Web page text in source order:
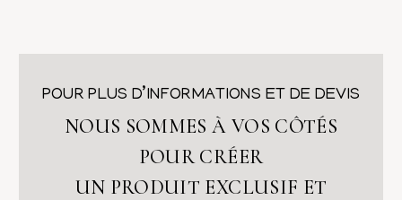
POUR PLUS D’INFORMATIONS ET DE DEVIS
NOUS SOMMES À VOS CÔTÉS
POUR CRÉER
UN PRODUIT EXCLUSIF ET